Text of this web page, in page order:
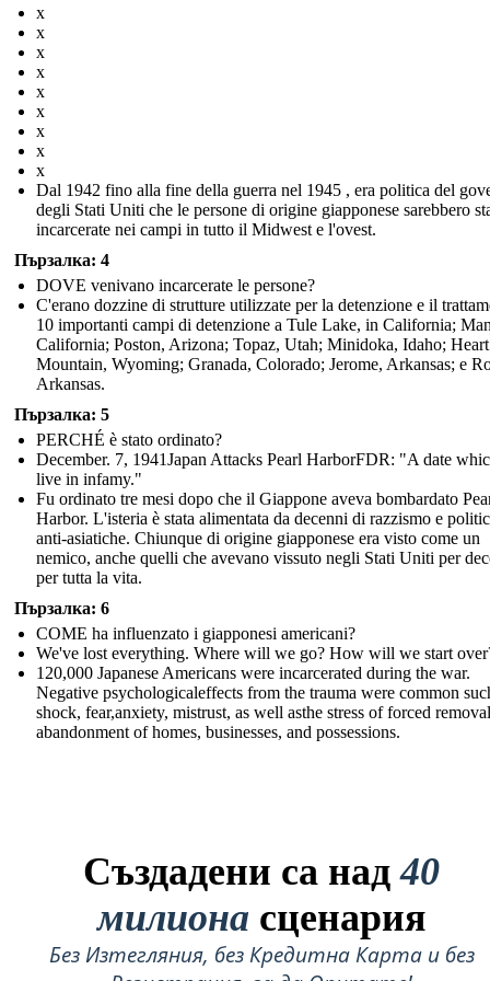
x
x
x
x
x
x
x
x
x
Dal 1942 fino alla fine della guerra nel 1945 , era politica del
degli Stati Uniti che le persone di origine giapponese sarebbero
incarcerate nei campi in tutto il Midwest e l'ovest.
Пързалка: 4
DOVE venivano incarcerate le persone?
C'erano dozzine di strutture utilizzate per la detenzione e il
10 importanti campi di detenzione a Tule Lake, in California;
California; Poston, Arizona; Topaz, Utah; Minidoka, Idaho; Heart
Mountain, Wyoming; Granada, Colorado; Jerome, Arkansas; e
Arkansas.
Пързалка: 5
PERCHÉ è stato ordinato?
December. 7, 1941Japan Attacks Pearl HarborFDR: "A date
live in infamy."
Fu ordinato tre mesi dopo che il Giappone aveva bombardato
Harbor. L'isteria è stata alimentata da decenni di razzismo e
anti-asiatiche. Chiunque di origine giapponese era visto come un
nemico, anche quelli che avevano vissuto negli Stati Uniti per
per tutta la vita.
Пързалка: 6
COME ha influenzato i giapponesi americani?
We've lost everything. Where will we go? How will we start
120,000 Japanese Americans were incarcerated during the war.
Negative psychologicaleffects from the trauma were common
shock, fear,anxiety, mistrust, as well asthe stress of forced
abandonment of homes, businesses, and possessions.
Създадени са над40
милиона сценария
Без Изтегляния, без Кредитна Карта и без